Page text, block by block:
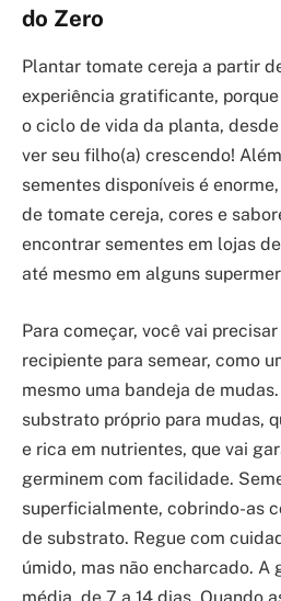
do Zero
Plantar tomate cereja a partir
experiência gratificante,
o ciclo de vida da planta,
ver seu filho(a) crescendo!
sementes disponíveis é
de tomate cereja, cores e
encontrar sementes em lojas
até mesmo em alguns
Para começar, você vai
recipiente para semear, como
mesmo uma bandeja de
substrato próprio para mudas,
e rica em nutrientes, que vai
germinem com facilidade.
superficialmente, cobrindo-as
de substrato. Regue com
úmido, mas não encharcado. A
média, de 7 a 14 dias. Quando